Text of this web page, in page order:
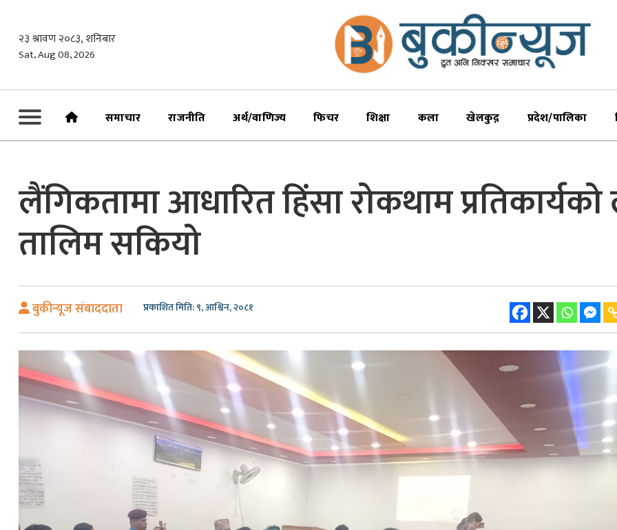
content२३ श्रावण २०८३, शनिबार
Sat, Aug 08, 2026
समाचार राजनीति अर्थ/वाणिज्य फिचर शिक्षा कला खेलकुद़़ प्रदेश/पालिका
लैंगिकतामा आधारित हिंसा रोकथाम
तालिम सकियो
बुकीन्यूज संबाददाता प्रकाशित मिति: ९, आश्विन, २०८१